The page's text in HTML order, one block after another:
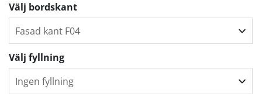
Välj bordskant
Välj fyllning